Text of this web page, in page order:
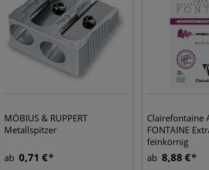
MÖBIUS & RUPPERT
Metallspitzer
ab 0,71 €
Clairefontaine
FONTAINE
feinkörnig
ab 8,88 €